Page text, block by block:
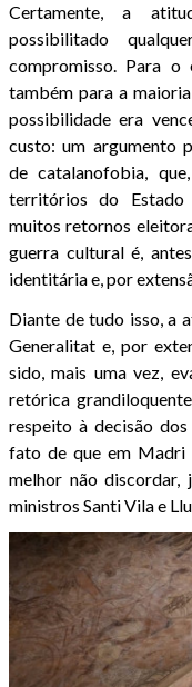
Certamente, a
possibilitado
compromisso. Para o
também para a
possibilidade era
custo: um argumento
de catalanofobia,
territórios do Estado
muitos retornos
guerra cultural é,
identitária e, por
Diante de tudo isso, a
Generalitat e, por
sido, mais uma vez,
retórica
respeito à decisão
fato de que em Madri
melhor não discordar,
ministros Santi Vila e